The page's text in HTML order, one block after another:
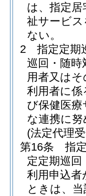
は、指定
祉サービ
ない。
2
指定定期
巡回・随時
用者又は
利用者に係
び保健医
な連携に
(法定代理
第16条
指
定定期巡
利用申込
ときは、